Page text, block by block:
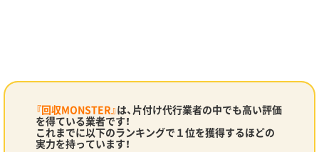
『回収MONSTER』は、片付け代行業者の中でも高い評価
を得ている業者です！
これまでに以下のランキングで１位を獲得するほどの
実力を持っています！